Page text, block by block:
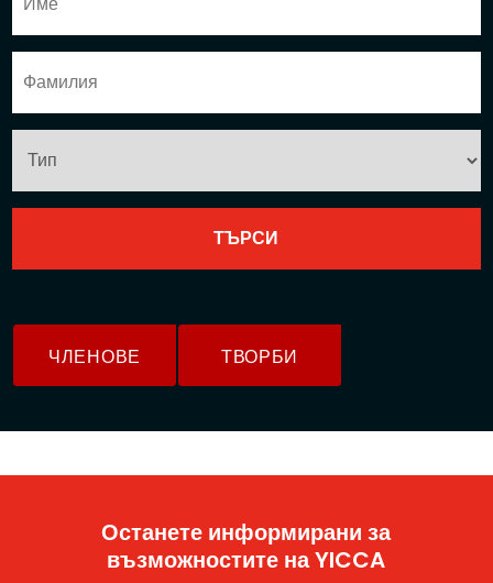
ЧЛЕНОВЕ ТВОРБИ
Останете информирани за
възможностите на YICCA